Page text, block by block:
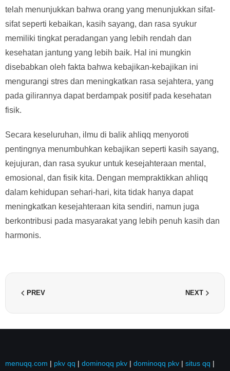
telah menunjukkan bahwa orang yang menunjukkan sifat-
sifat seperti kebaikan, kasih sayang, dan rasa syukur
memiliki tingkat peradangan yang lebih rendah dan
kesehatan jantung yang lebih baik. Hal ini mungkin
disebabkan oleh fakta bahwa kebajikan-kebajikan ini
mengurangi stres dan meningkatkan rasa sejahtera, yang
pada gilirannya dapat berdampak positif pada kesehatan
fisik.
Secara keseluruhan, ilmu di balik ahliqq menyoroti
pentingnya menumbuhkan kebajikan seperti kasih sayang,
kejujuran, dan rasa syukur untuk kesejahteraan mental,
emosional, dan fisik kita. Dengan mempraktikkan ahliqq
dalam kehidupan sehari-hari, kita tidak hanya dapat
meningkatkan kesejahteraan kita sendiri, namun juga
berkontribusi pada masyarakat yang lebih penuh kasih dan
harmonis.
PREV NEXT
menuqq.com | pkv qq | dominoqq pkv | dominoqq pkv | situs qq |